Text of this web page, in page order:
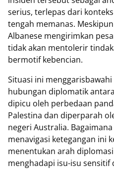
serius, terlepas dari
tengah memanas.
Albanese mengirimkan
tidak akan mentolerir
bermotif kebencian.
Situasi ini
hubungan diplomatik
dipicu oleh perbedaan
Palestina dan diperparah
negeri Australia.
menavigasi ketegangan ini
menentukan arah
menghadapi isu-isu sensitif